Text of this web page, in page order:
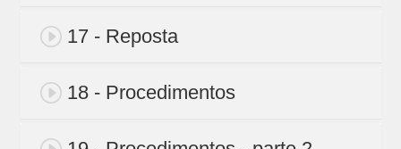
17 - Reposta
18 - Procedimentos